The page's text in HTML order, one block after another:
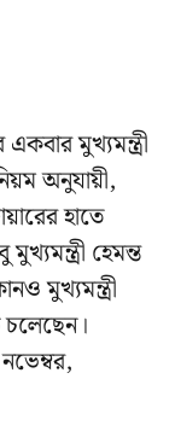
মুখ্যমন্ত্রী
অনুযায়ী,
হাতে
হেমন্ত
মুখ্যমন্ত্রী